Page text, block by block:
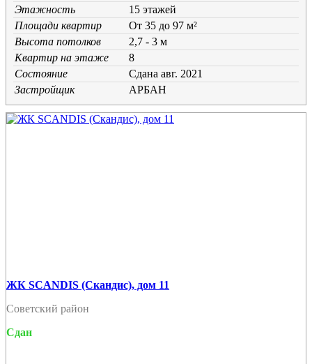
Этажность
15 этажей
Площади квартир
От 35 до 97 м²
Высота потолков
2,7 - 3 м
Квартир на этаже
8
Состояние
Cдана авг. 2021
Застройщик
АРБАН
ЖК SCANDIS (Скандис), дом 11
Советский район
Сдан